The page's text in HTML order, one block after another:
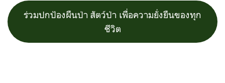
ร่วมปกป้องผืนป่า สัตว์ป่า เพื่อความยั่งยืนของทุก
ชีวิต